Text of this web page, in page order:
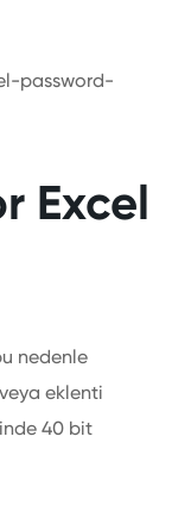
password-
Excel
nedenle
eklenti
40 bit